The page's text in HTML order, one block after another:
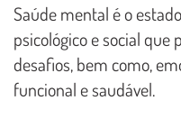
Saúde mental é o
psicológico e social
desafios, bem como,
funcional e saudável.